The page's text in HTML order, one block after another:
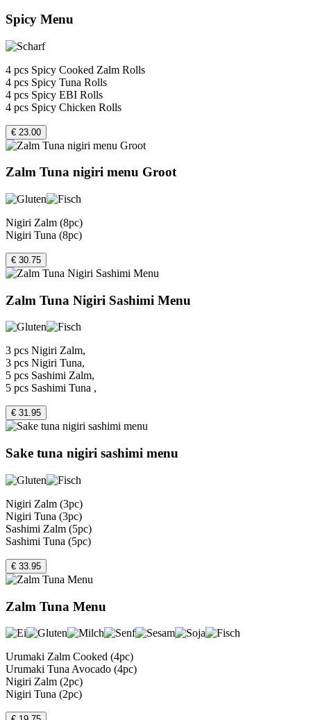
Spicy Menu
4 pcs Spicy Cooked Zalm Rolls
4 pcs Spicy Tuna Rolls
4 pcs Spicy EBI Rolls
4 pcs Spicy Chicken Rolls
€ 23.00
Zalm Tuna nigiri menu Groot
Nigiri Zalm (8pc)
Nigiri Tuna (8pc)
€ 30.75
Zalm Tuna Nigiri Sashimi Menu
3 pcs Nigiri Zalm,
3 pcs Nigiri Tuna,
5 pcs Sashimi Zalm,
5 pcs Sashimi Tuna ,
€ 31.95
Sake tuna nigiri sashimi menu
Nigiri Zalm (3pc)
Nigiri Tuna (3pc)
Sashimi Zalm (5pc)
Sashimi Tuna (5pc)
€ 33.95
Zalm Tuna Menu
Urumaki Zalm Cooked (4pc)
Urumaki Tuna Avocado (4pc)
Nigiri Zalm (2pc)
Nigiri Tuna (2pc)